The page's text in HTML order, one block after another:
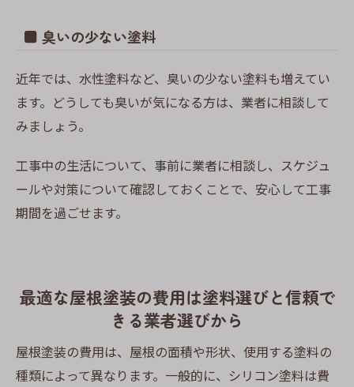
■ 臭いの少ない塗料
近年では、水性塗料など、臭いの少ない塗料も増えてい
ます。どうしても臭いが気になる方は、業者に相談して
みましょう。
工事中の生活について、事前に業者に相談し、スケジュ
ールや対策について確認しておくことで、安心して工事
期間を過ごせます。
最適な屋根塗装の費用は塗料選びと信頼で
きる業者選びから
屋根塗装の費用は、屋根の面積や形状、使用する塗料の
種類によって異なります。一般的に、シリコン塗料は費